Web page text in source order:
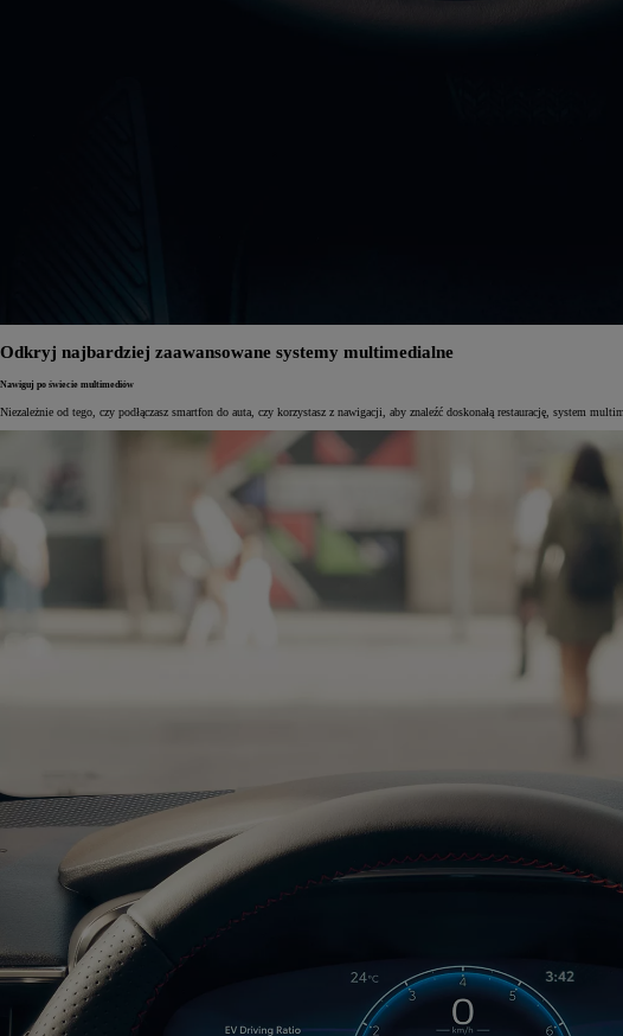
Odkryj najbardziej zaawansowane systemy multimedialne
Nawiguj po świecie multimediów
Niezależnie od tego, czy podłączasz smartfon do auta, czy korzystasz z nawigacji, aby znaleźć doskonałą restaurację, system